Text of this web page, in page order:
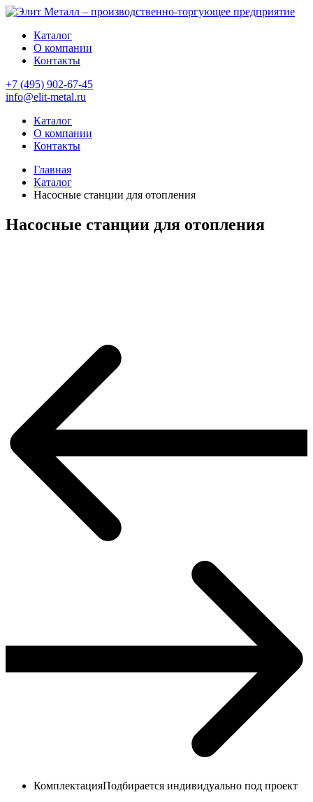
Каталог
О компании
Контакты
+7 (495) 902-67-45
info@elit-metal.ru
Каталог
О компании
Контакты
Главная
Каталог
Насосные станции для отопления
Насосные станции для отопления
КомплектацияПодбирается индивидуально под проект